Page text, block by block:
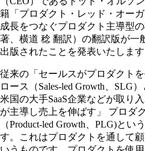
籍「プロダクト・レッド・オー
成長をつなぐプロダクト主導型
著、横道 稔 翻訳）の翻訳版が一
出版されたことを発表いたします
従来の「セールスがプロダクト
ロース（Sales-led Growth、SLG
米国の大手SaaS企業などが取り
が主導し売上を伸ばす」 プロダ
（Product-led Growth、PLG)と
す。これはプロダクトを通して